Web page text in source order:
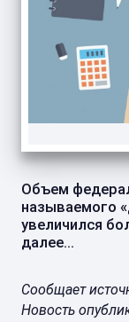
Объем
называемого
увеличился
далее...
Сообщает
Новость